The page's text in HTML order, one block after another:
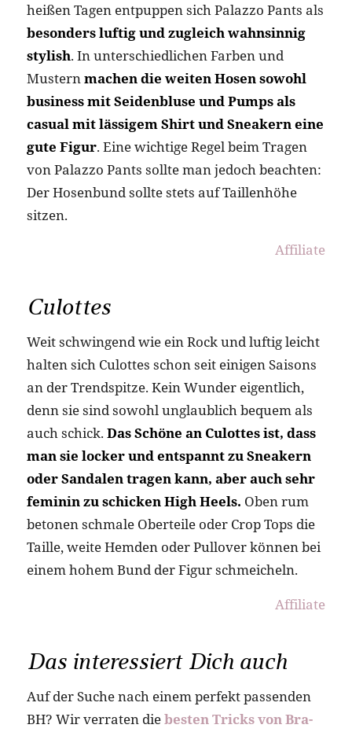
heißen Tagen entpuppen sich Palazzo Pants als
besonders luftig und zugleich wahnsinnig
stylish. In unterschiedlichen Farben und
Musternmachen die weiten Hosen sowohl
business mit Seidenbluse und Pumps als
casual mit lässigem Shirt und Sneakern eine
gute Figur. Eine wichtige Regel beim Tragen
von Palazzo Pants sollte man jedoch beachten:
Der Hosenbund sollte stets auf Taillenhöhe
sitzen.
Affiliate
Culottes
Weit schwingend wie ein Rock und luftig leicht
halten sich Culottes schon seit einigen Saisons
an der Trendspitze. Kein Wunder eigentlich,
denn sie sind sowohl unglaublich bequem als
auch schick. Das Schöne an Culottes ist, dass
man sie locker und entspannt zu Sneakern
oder Sandalen tragen kann, aber auch sehr
feminin zu schicken High Heels. Oben rum
betonen schmale Oberteile oder Crop Tops die
Taille, weite Hemden oder Pullover können bei
einem hohem Bund der Figur schmeicheln.
Affiliate
Das interessiert Dich auch
Auf der Suche nach einem perfekt passenden
BH? Wir verraten diebesten Tricks von Bra-